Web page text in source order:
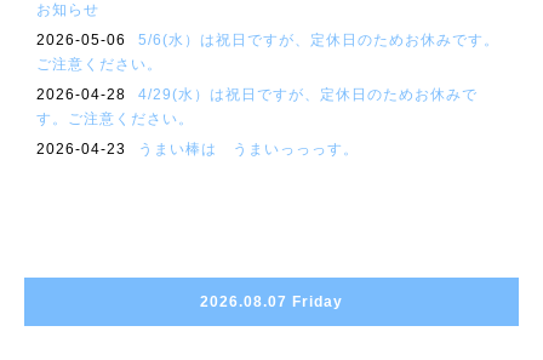
お知らせ
2026-05-06
5/6(水）は祝日ですが、定休日のためお休みです。
ご注意ください。
2026-04-28
4/29(水）は祝日ですが、定休日のためお休みで
す。ご注意ください。
2026-04-23
うまい棒は うまいっっっす。
2026.08.07 Friday